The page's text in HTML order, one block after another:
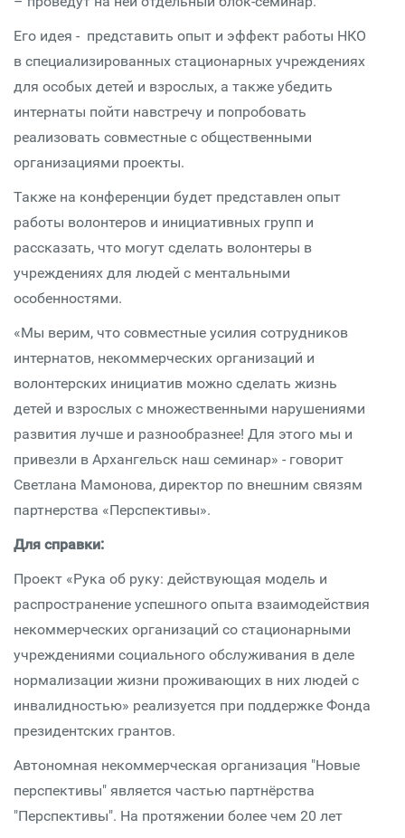
Его идея - представить опыт и эффект работы НКО
в специализированных стационарных учреждениях
для особых детей и взрослых, а также убедить
интернаты пойти навстречу и попробовать
реализовать совместные с общественными
организациями проекты.
Также на конференции будет представлен опыт
работы волонтеров и инициативных групп и
рассказать, что могут сделать волонтеры в
учреждениях для людей с ментальными
особенностями.
«Мы верим, что совместные усилия сотрудников
интернатов, некоммерческих организаций и
волонтерских инициатив можно сделать жизнь
детей и взрослых с множественными нарушениями
развития лучше и разнообразнее! Для этого мы и
привезли в Архангельск наш семинар» - говорит
Светлана Мамонова, директор по внешним связям
партнерства «Перспективы».
Для справки:
Проект «Рука об руку: действующая модель и
распространение успешного опыта взаимодействия
некоммерческих организаций со стационарными
учреждениями социального обслуживания в деле
нормализации жизни проживающих в них людей с
инвалидностью» реализуется при поддержке Фонда
президентских грантов.
Автономная некоммерческая организация "Новые
перспективы" является частью партнёрства
"Перспективы". На протяжении более чем 20 лет